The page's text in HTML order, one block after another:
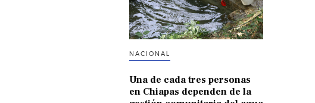
NACIONAL
Una de cada tres personas
en Chiapas dependen de la